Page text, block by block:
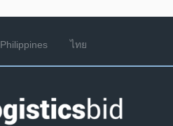
Philippines ไทย